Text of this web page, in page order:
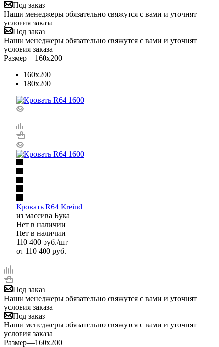
Под заказ
Наши менеджеры обязательно свяжутся с вами и уточнят
условия заказа
Под заказ
Наши менеджеры обязательно свяжутся с вами и уточнят
условия заказа
Размер—160x200
160x200
180x200
Кровать R64 Kreind
из массива Бука
Нет в наличии
Нет в наличии
110 400 руб./шт
от 110 400 руб.
Под заказ
Наши менеджеры обязательно свяжутся с вами и уточнят
условия заказа
Под заказ
Наши менеджеры обязательно свяжутся с вами и уточнят
условия заказа
Размер—160x200